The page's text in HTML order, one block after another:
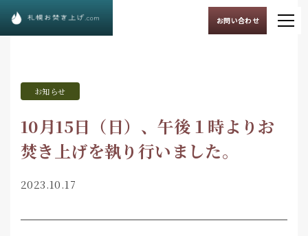
お問い合わせ
お知らせ
10月15日（日）、午後１時よりお
焚き上げを執り行いました。
2023.10.17